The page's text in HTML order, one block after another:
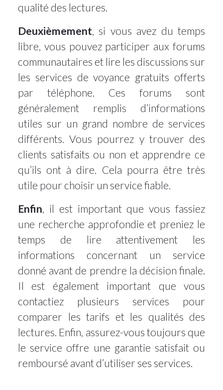
qualité des lectures.
Deuxièmement , si vous avez du temps
libre, vous pouvez participer aux forums
communautaires et lire les discussions sur
les services de voyance gratuits offerts
par téléphone. Ces forums sont
généralement remplis d’informations
utiles sur un grand nombre de services
différents. Vous pourrez y trouver des
clients satisfaits ou non et apprendre ce
qu’ils ont à dire. Cela pourra être très
utile pour choisir un service fiable.
Enfin , il est important que vous fassiez
une recherche approfondie et preniez le
temps de lire attentivement les
informations concernant un service
donné avant de prendre la décision finale.
Il est également important que vous
contactiez plusieurs services pour
comparer les tarifs et les qualités des
lectures. Enfin, assurez-vous toujours que
le service offre une garantie satisfait ou
remboursé avant d’utiliser ses services.